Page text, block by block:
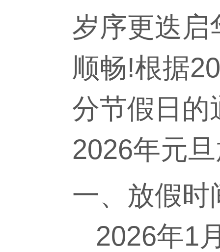
岁序更迭启
顺畅!根据
分节假日的
2026年元
一、放假时
2026年1